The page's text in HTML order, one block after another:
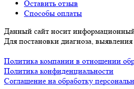
Оставить отзыв
Способы оплаты
Данный сайт носит информационный
Для постановки диагноза,
Политика компании в отношении
Политика конфиденциальности
Соглашение на обработку